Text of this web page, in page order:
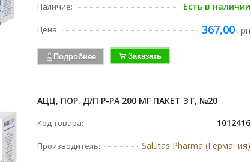
Наличие: Есть в наличии
Цена: 367,00грн
Подробнее Заказать
АЦЦ, ПОР. Д/П Р-РА 200 МГ ПАКЕТ 3 Г, №20
Код товара: 1012416
Производитель: Salutas Pharma (Германия)